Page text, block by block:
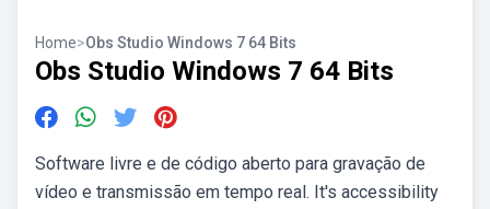
Home>Obs Studio Windows 7 64 Bits
Obs Studio Windows 7 64 Bits
Software livre e de código aberto para gravação de
vídeo e transmissão em tempo real. It's accessibility